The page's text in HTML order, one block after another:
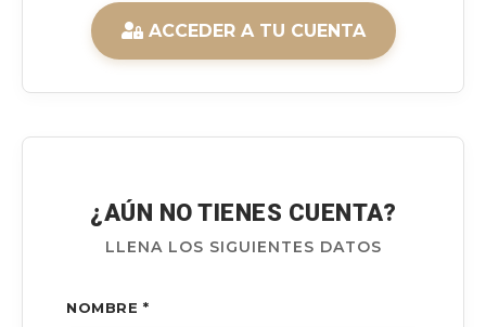
ACCEDER A TU CUENTA
¿AÚN NO TIENES CUENTA?
LLENA LOS SIGUIENTES DATOS
NOMBRE *